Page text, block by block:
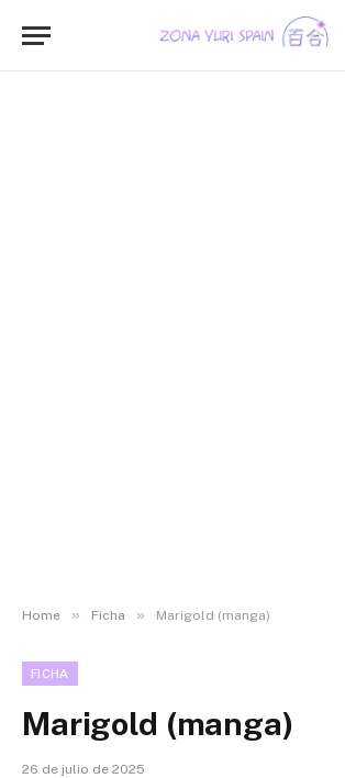
Home » Ficha » Marigold (manga)
FICHA
Marigold (manga)
26 de julio de 2025